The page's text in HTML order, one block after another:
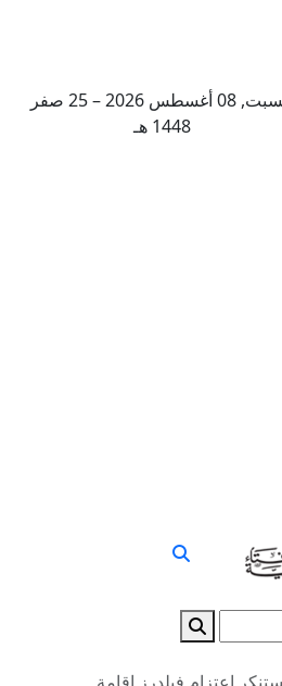
السبت, 08 أغسطس 2026 – 25 صفر
1448 هـ